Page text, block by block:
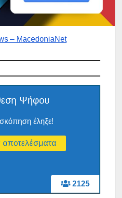
– MacedoniaNet
2125
Ψήφου
έληξε!